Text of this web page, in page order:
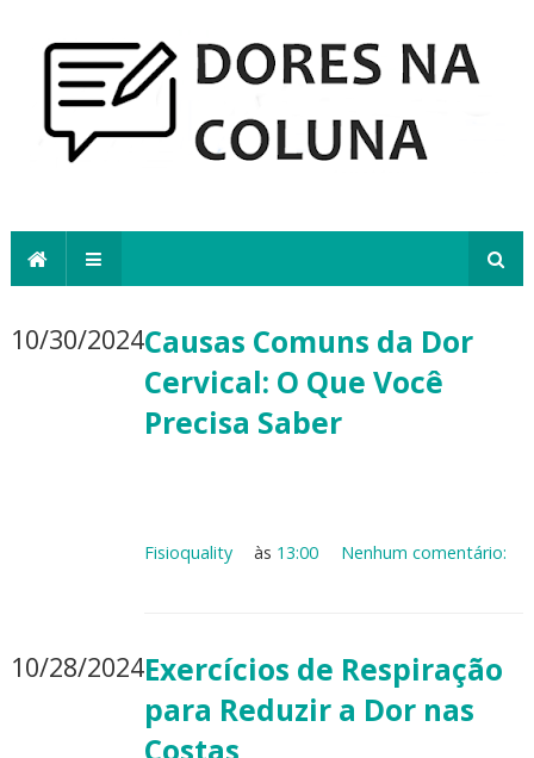
10/30/2024Causas Comuns da Dor
Cervical: O Que Você
Precisa Saber
Fisioquality às 13:00 Nenhum comentário:
10/28/2024Exercícios de Respiração
para Reduzir a Dor nas